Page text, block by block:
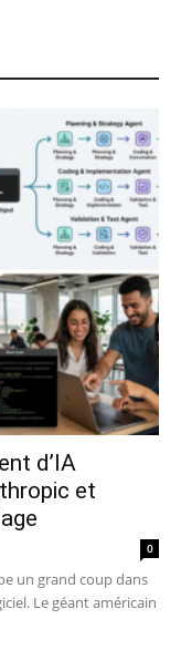
d’IA
et
0
un grand coup dans
Le géant américain